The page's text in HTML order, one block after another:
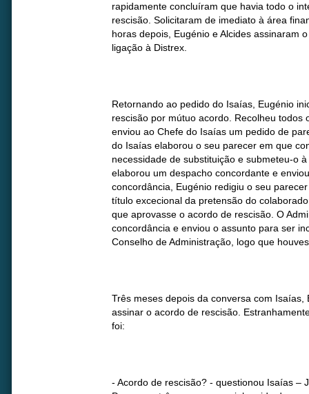
rapidamente concluíram que havia todo o
rescisão. Solicitaram de imediato à área
horas depois, Eugénio e Alcides assinaram
ligação à Distrex.
Retornando ao pedido do Isaías, Eugénio
rescisão por mútuo acordo. Recolheu todos
enviou ao Chefe do Isaías um pedido de
do Isaías elaborou o seu parecer em que
necessidade de substituição e submeteu-o
elaborou um despacho concordante e
concordância, Eugénio redigiu o seu
título excecional da pretensão do
que aprovasse o acordo de rescisão. O
concordância e enviou o assunto para ser
Conselho de Administração, logo que
Três meses depois da conversa com
assinar o acordo de rescisão.
foi:
- Acordo de rescisão? - questionou Isaías –